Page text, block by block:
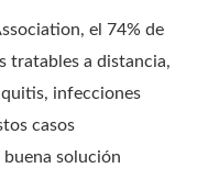
el 74% de
tratables a distancia,
infecciones
casos
solución